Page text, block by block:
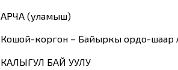
АРЧА (уламыш)
Кошой-коргон – Байыркы ордо-шаар
КАЛЫГУЛ БАЙ УУЛУ